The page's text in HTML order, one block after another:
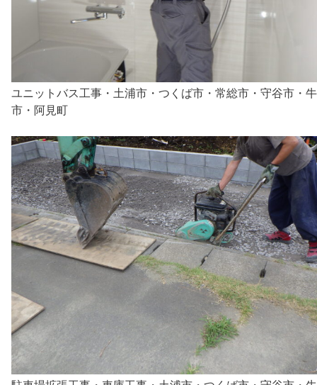
ユニットバス工事・土浦市・つくば市・常総市・守谷市・
市・阿見町